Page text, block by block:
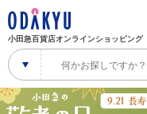
小田急百貨店オンラインショッピング